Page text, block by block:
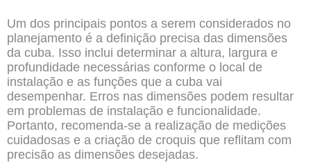
Um dos principais pontos a serem considerados no
planejamento é a definição precisa das dimensões
da cuba. Isso inclui determinar a altura, largura e
profundidade necessárias conforme o local de
instalação e as funções que a cuba vai
desempenhar. Erros nas dimensões podem resultar
em problemas de instalação e funcionalidade.
Portanto, recomenda-se a realização de medições
cuidadosas e a criação de croquis que reflitam com
precisão as dimensões desejadas.